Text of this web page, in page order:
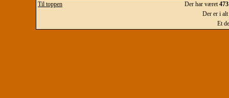
Til toppen Der har været
Der er i alt
Et